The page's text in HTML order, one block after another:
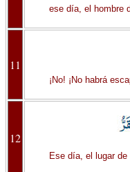
ese día, el hombre
11
¡No! ¡No habrá
12
Ese día, el lugar